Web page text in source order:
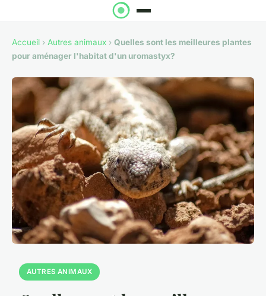
Accueil › Autres animaux › Quelles sont les meilleures plantes
pour aménager l'habitat d'un uromastyx?
AUTRES ANIMAUX